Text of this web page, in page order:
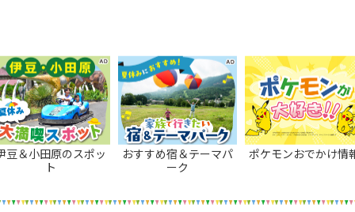
豆＆小田原のスポッ
ト
おすすめ宿＆テーマパ
ーク
ポケモンおでかけ情